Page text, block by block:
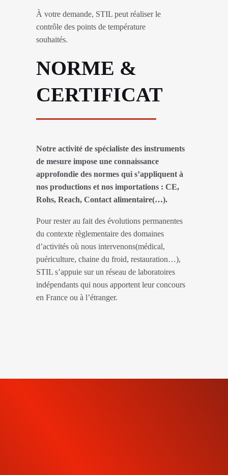
À votre demande, STIL peut réaliser le
contrôle des points de température
souhaités.
NORME &
CERTIFICAT
Notre activité de spécialiste des instruments
de mesure impose une connaissance
approfondie des normes qui s’appliquent à
nos productions et nos importations : CE,
Rohs, Reach, Contact alimentaire(…).
Pour rester au fait des évolutions permanentes
du contexte règlementaire des domaines
d’activités où nous intervenons(médical,
puériculture, chaine du froid, restauration…),
STIL s’appuie sur un réseau de laboratoires
indépendants qui nous apportent leur concours
en France ou à l’étranger.